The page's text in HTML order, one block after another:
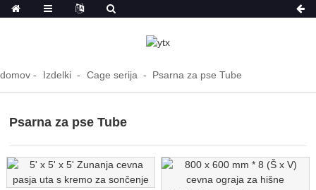
domov Izdelki Cage serija Psarna za pse Tube
Psarna za pse Tube